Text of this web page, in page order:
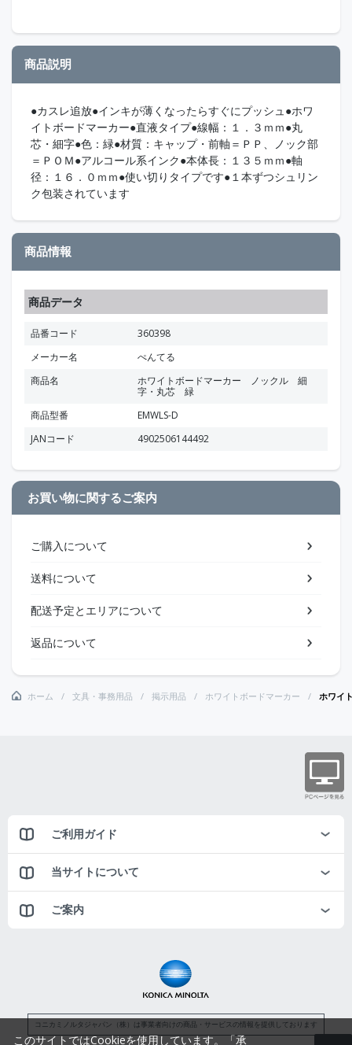
商品説明
●カスレ追放●インキが薄くなったらすぐにプッシュ●ホワ
イトボードマーカー●直液タイプ●線幅：１．３ｍｍ●丸
芯・細字●色：緑●材質：キャップ・前軸＝ＰＰ、ノック部
＝ＰＯＭ●アルコール系インク●本体長：１３５ｍｍ●軸
径：１６．０ｍｍ●使い切りタイプです●１本ずつシュリン
ク包装されています
商品情報
商品データ
品番コード
360398
メーカー名
ぺんてる
商品名
ホワイトボードマーカー ノックル 細
字・丸芯 緑
商品型番
EMWLS-D
JANコード
4902506144492
お買い物に関するご案内
ご購入について
送料について
配送予定とエリアについて
返品について
ホーム 文具・事務用品 掲示用品 ホワイトボードマーカー ホワイ
ご利用ガイド
当サイトについて
ご案内
コニカミノルタジャパン（株）は事業者向けの商品・サービスの情報を提供しております
このサイトではCookieを使用しています。「承